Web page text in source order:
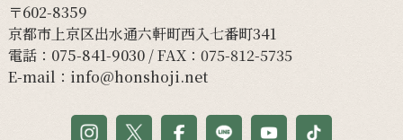
〒602-8359
京都市上京区出水通六軒町西入七番町341
電話： 075-841-9030/ FAX：075-812-5735
E-mail： info@honshoji.net